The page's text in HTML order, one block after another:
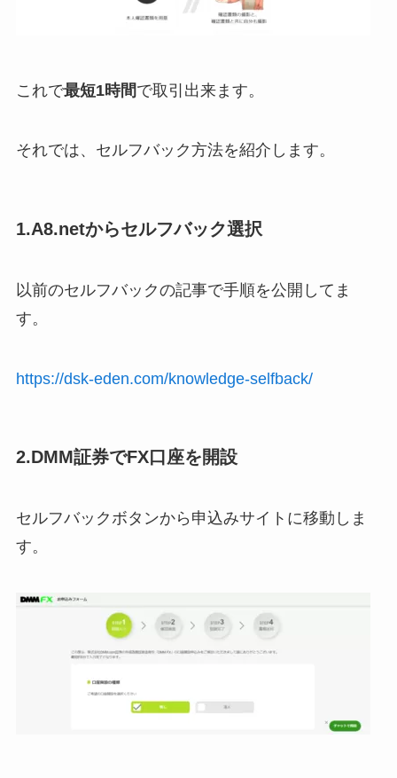
これで最短1時間で取引出来ます。
それでは、セルフバック方法を紹介します。
1.A8.netからセルフバック選択
以前のセルフバックの記事で手順を公開してま
す。
https://dsk-eden.com/knowledge-selfback/
2.DMM証券でFX口座を開設
セルフバックボタンから申込みサイトに移動しま
す。